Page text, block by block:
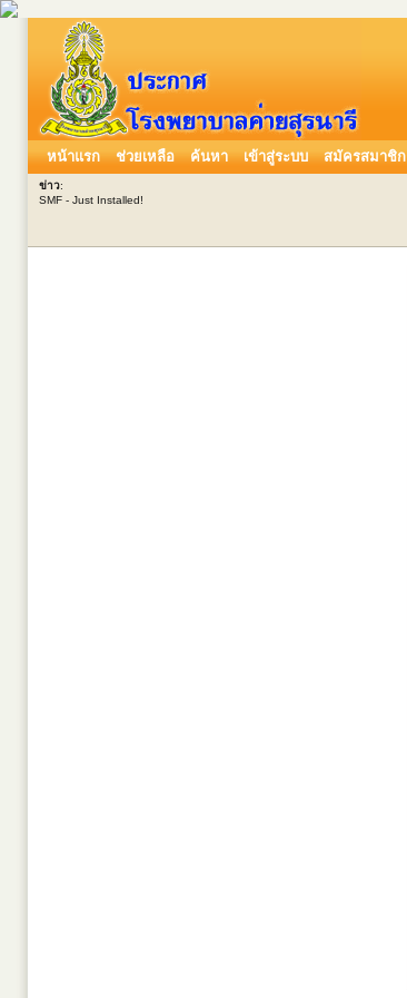
หน้าแรก ช่วยเหลือ ค้นหา เข้าสู่ระบบ สมัครสมาชิก
ข่าว:
SMF - Just Installed!